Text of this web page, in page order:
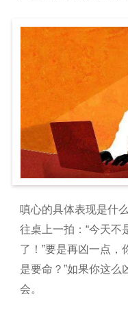
嗔心的具体表现是什
往桌上一拍：“今天不
了！”要是再凶一点，
是要命？”如果你这么
会。